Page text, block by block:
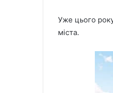
Уже цього
міста.